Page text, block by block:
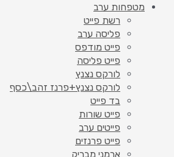
מטפחות ערב
רשת פייט
פליסה ערב
פייט מודפס
פייט פליסה
לורקס נצנץ
לורקס נצנץ+פרנז זהב\כסף
בד פייט
פייט שורות
פייטים ערב
פייט פרנזים
ארמני מבריק